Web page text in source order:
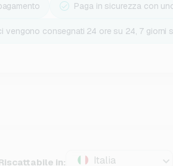
Paga in sicurezza con
vengono consegnati 24 ore su 24, 7 giorni
in: Italia